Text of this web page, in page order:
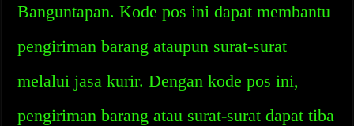
Banguntapan. Kode pos ini dapat membantu
pengiriman barang ataupun surat-surat
melalui jasa kurir. Dengan kode pos ini,
pengiriman barang atau surat-surat dapat tiba